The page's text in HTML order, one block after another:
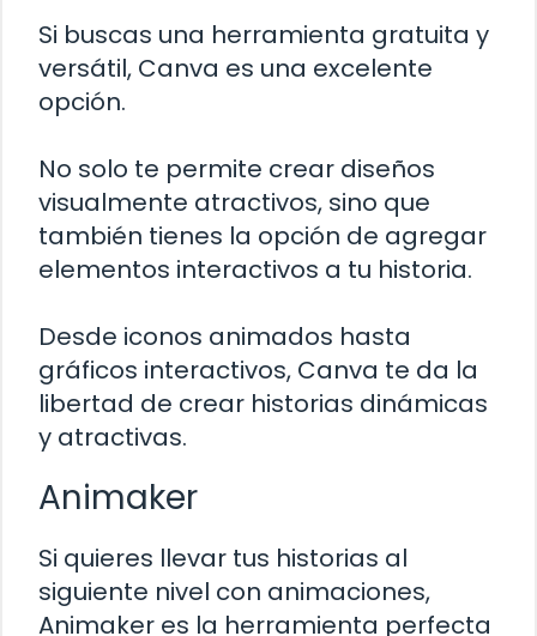
Si buscas una herramienta gratuita y
versátil, Canva es una excelente
opción.
No solo te permite crear diseños
visualmente atractivos, sino que
también tienes la opción de agregar
elementos interactivos a tu historia.
Desde iconos animados hasta
gráficos interactivos, Canva te da la
libertad de crear historias dinámicas
y atractivas.
Animaker
Si quieres llevar tus historias al
siguiente nivel con animaciones,
Animaker es la herramienta perfecta